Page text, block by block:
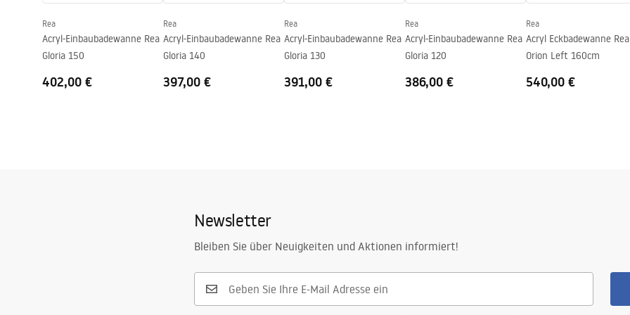
Rea
Acryl-Einbaubadewanne Rea
Gloria 150
402,00 €
Rea
Acryl-Einbaubadewanne Rea
Gloria 140
397,00 €
Rea
Acryl-Einbaubadewanne Rea
Gloria 130
391,00 €
Rea
Acryl-Einbaubadewanne Rea
Gloria 120
386,00 €
Rea
Acryl Eckbadewanne Rea
Orion Left 160cm
540,00 €
Newsletter
Bleiben Sie über Neuigkeiten und Aktionen informiert!